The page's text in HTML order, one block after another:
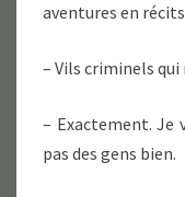
aventures en
– Vils criminels qui
– Exactement. Je
pas des gens bien.